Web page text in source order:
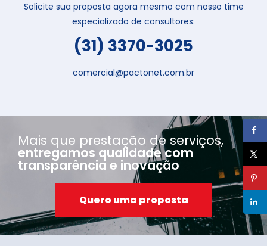
Solicite sua proposta agora mesmo com nosso time
especializado de consultores:
(31) 3370-3025
comercial@pactonet.com.br
Mais que prestação de serviços,
entregamos qualidade com
transparência e inovação
Quero uma proposta